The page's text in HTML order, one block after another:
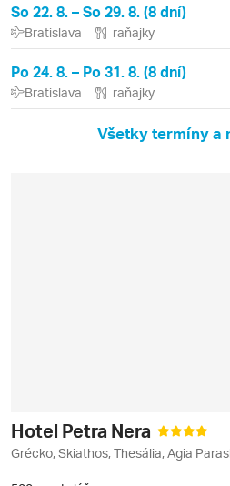
So 22. 8. – So 29. 8. (8 dní)
Bratislava raňajky
Po 24. 8. – Po 31. 8. (8 dní)
Bratislava raňajky
Všetky termíny a
Hotel Petra Nera
Grécko, Skiathos, Thesália, Agia